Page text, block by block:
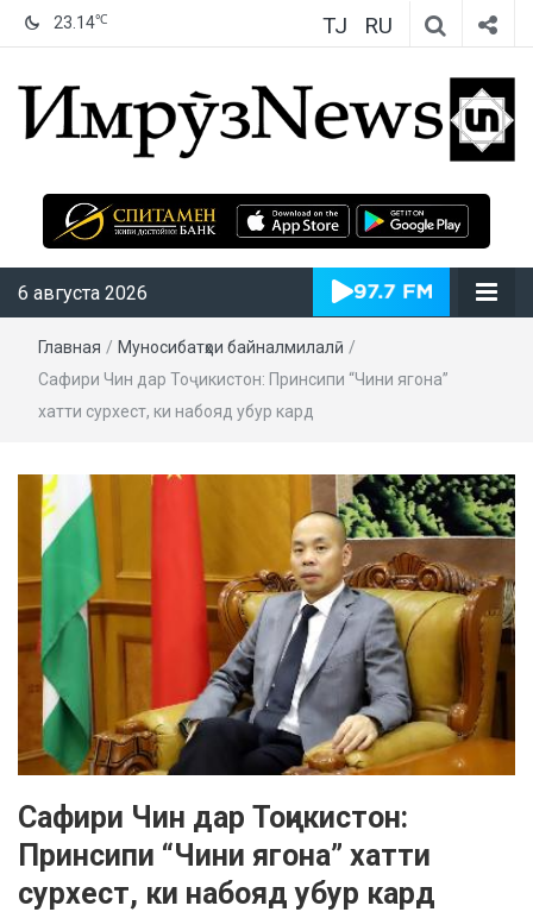
23.14℃ TJ RU
ИмрӯзNews
6 августа 2026
Главная / Муносибатҳои байналмилалӣ /
Сафири Чин дар Тоҷикистон: Принсипи “Чини ягона”
хатти сурхест, ки набояд убур кард
Сафири Чин дар Тоҷикистон:
Принсипи “Чини ягона” хатти
сурхест, ки набояд убур кард